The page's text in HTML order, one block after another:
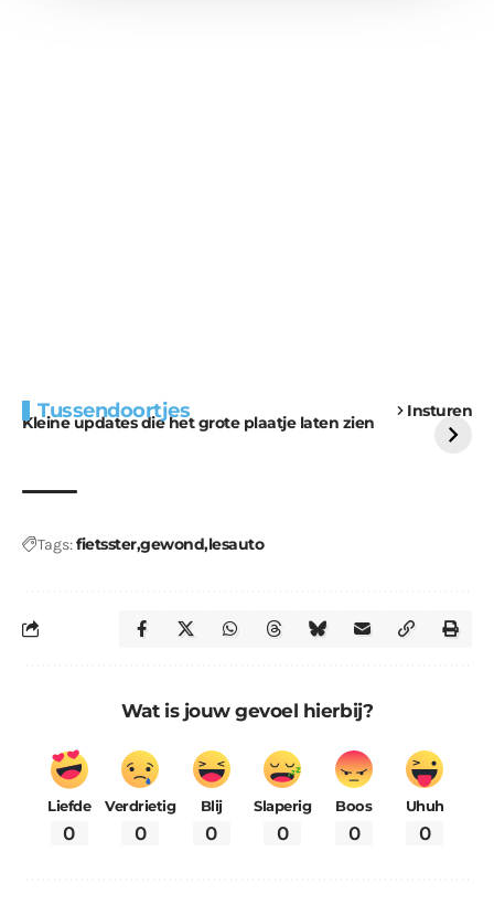
Tussendoortjes Insturen
Kleine updates die het grote plaatje laten zien
voor kabouters
uitdaging
Tags:fietsstergewondlesauto
Wat is jouw gevoel hierbij?
Liefde
0
Verdrietig
0
Blij
0
Slaperig
0
Boos
0
Uhuh
0